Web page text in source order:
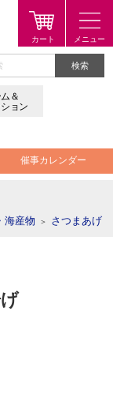
検索
＆
ョン
催事カレンダー
海産物 ＞ さつまあげ